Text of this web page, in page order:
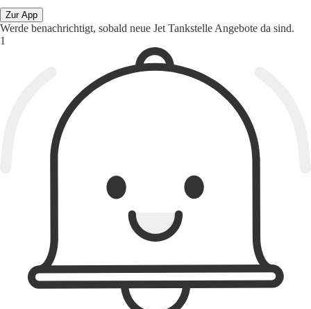
Zur App
Werde benachrichtigt, sobald neue Jet Tankstelle Angebote da sind.